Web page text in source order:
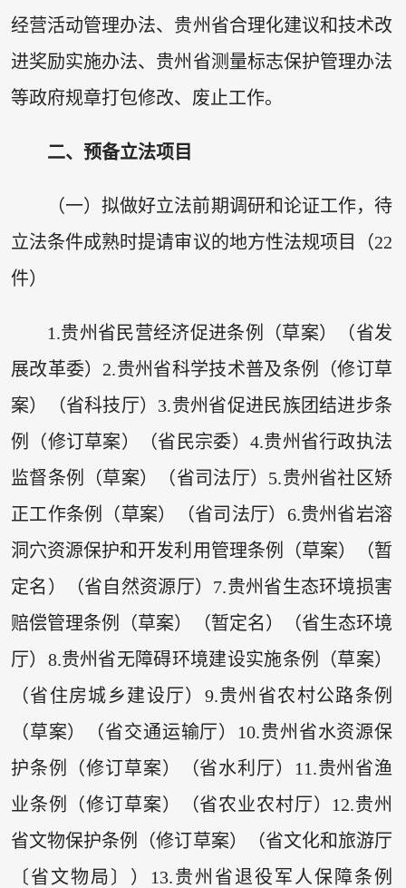
经营活动管理办法、贵州省合理化建议和技术改
进奖励实施办法、贵州省测量标志保护管理办法
等政府规章打包修改、废止工作。
二、预备立法项目
（一）拟做好立法前期调研和论证工作，待
立法条件成熟时提请审议的地方性法规项目（22
件）
1.贵州省民营经济促进条例（草案）（省发
展改革委）2.贵州省科学技术普及条例（修订草
案）（省科技厅）3.贵州省促进民族团结进步条
例（修订草案）（省民宗委）4.贵州省行政执法
监督条例（草案）（省司法厅）5.贵州省社区矫
正工作条例（草案）（省司法厅）6.贵州省岩溶
洞穴资源保护和开发利用管理条例（草案）（暂
定名）（省自然资源厅）7.贵州省生态环境损害
赔偿管理条例（草案）（暂定名）（省生态环境
厅）8.贵州省无障碍环境建设实施条例（草案）
（省住房城乡建设厅）9.贵州省农村公路条例
（草案）（省交通运输厅）10.贵州省水资源保
护条例（修订草案）（省水利厅）11.贵州省渔
业条例（修订草案）（省农业农村厅）12.贵州
省文物保护条例（修订草案）（省文化和旅游厅
〔省文物局〕）13.贵州省退役军人保障条例